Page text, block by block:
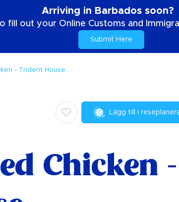
Arriving in Barbados soon?
fill out your Online Customs and
Submit Here
- Trident House
Lägg till i
Chicken -